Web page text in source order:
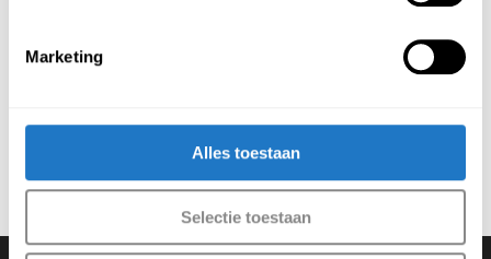
Marketing
Alles toestaan
Selectie toestaan
(Incl. btw